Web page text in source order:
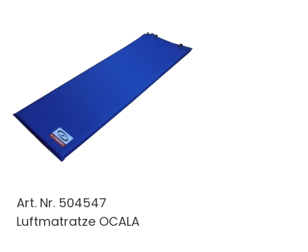
Art. Nr. 504547
Luftmatratze OCALA